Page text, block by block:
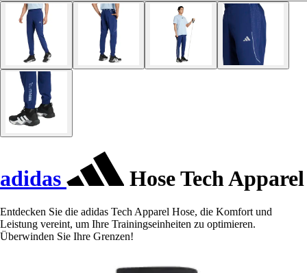
adidas Hose Tech Apparel
Entdecken Sie die adidas Tech Apparel Hose, die Komfort und
Leistung vereint, um Ihre Trainingseinheiten zu optimieren.
Überwinden Sie Ihre Grenzen!